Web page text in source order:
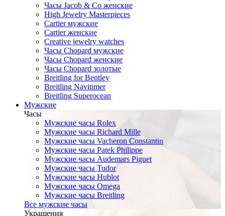
Часы Jacob & Co женские
High Jewelry Masterpieces
Cartier мужские
Cartier женские
Creative jewelry watches
Часы Chopard мужские
Часы Сhopard женские
Часы Сhopard золотые
Breitling for Bentley
Breitling Navitimer
Breitling Superocean
Мужские
Часы
Мужские часы Rolex
Мужские часы Richard Mille
Мужские часы Vacheron Constantin
Мужские часы Patek Philippe
Мужские часы Audemars Piguet
Мужские часы Tudor
Мужские часы Hublot
Мужские часы Omega
Мужские часы Breitling
Все мужские часы
Украшения